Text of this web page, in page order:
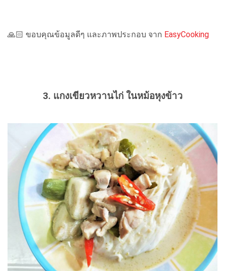
🙏🏻 ขอบคุณข้อมูลดีๆ และภาพประกอบ จาก EasyCooking
3. แกงเขียวหวานไก่ ในหม้อหุงข้าว